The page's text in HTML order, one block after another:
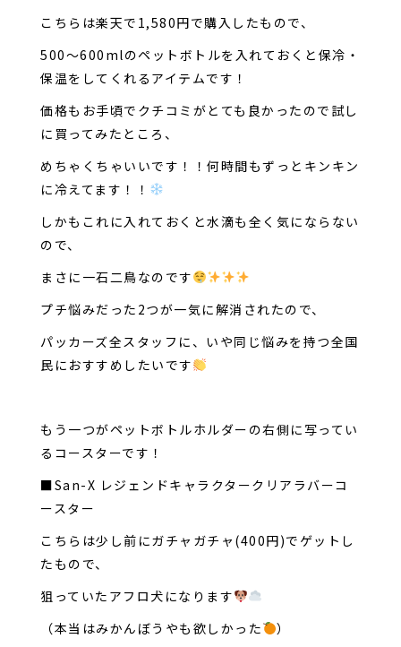
こちらは楽天で1,580円で購入したもので、
500～600mlのペットボトルを入れておくと保冷・
保温をしてくれるアイテムです！
価格もお手頃でクチコミがとても良かったので試し
に買ってみたところ、
めちゃくちゃいいです！！何時間もずっとキンキン
に冷えてます！！
しかもこれに入れておくと水滴も全く気にならない
ので、
まさに一石二鳥なのです
プチ悩みだった2つが一気に解消されたので、
パッカーズ全スタッフに、いや同じ悩みを持つ全国
民におすすめしたいです
もう一つがペットボトルホルダーの右側に写ってい
るコースターです！
■San-X レジェンドキャラクタークリアラバーコ
ースター
こちらは少し前にガチャガチャ(400円)でゲットし
たもので、
狙っていたアフロ犬になります
（本当はみかんぼうやも欲しかった
）